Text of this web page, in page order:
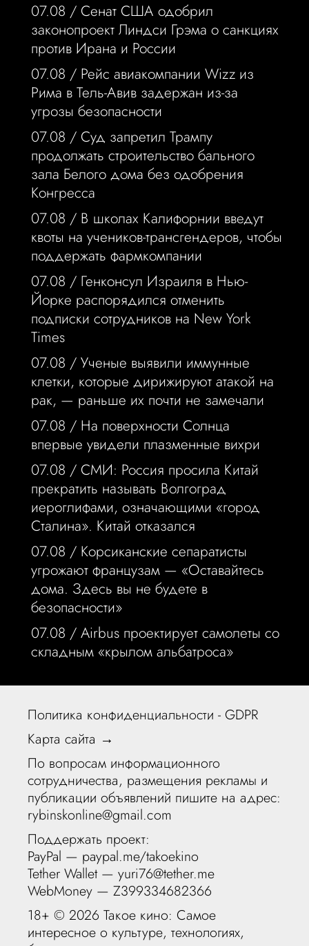
07.08 / Сенат США одобрил
законопроект Линдси Грэма о санкциях
против Ирана и России
07.08 / Рейс авиакомпании Wizz из
Рима в Тель-Авив задержан из-за
угрозы безопасности
07.08 / Суд запретил Трампу
продолжать строительство бального
зала Белого дома без одобрения
Конгресса
07.08 / В школах Калифорнии введут
квоты на учеников-трансгендеров, чтобы
поддержать фармкомпании
07.08 / Генконсул Израиля в Нью-
Йорке распорядился отменить
подписки сотрудников на New York
Times
07.08 / Ученые выявили иммунные
клетки, которые дирижируют атакой на
рак, — раньше их почти не замечали
07.08 / На поверхности Солнца
впервые увидели плазменные вихри
07.08 / СМИ: Россия просила Китай
прекратить называть Волгоград
иероглифами, означающими «город
Сталина». Китай отказался
07.08 / Корсиканские сепаратисты
угрожают французам — «Оставайтесь
дома. Здесь вы не будете в
безопасности»
07.08 / Airbus проектирует самолеты со
складным «крылом альбатроса»
Политика конфиденциальности - GDPR
Карта сайта →
По вопросам информационного
сотрудничества, размещения рекламы и
публикации объявлений пишите на адрес:
rybinskonline@gmail.com
Поддержать проект:
PayPal — paypal.me/takoekino
Tether Wallet — yuri76@tether.me
WebMoney — Z399334682366
18+ ©2026 Такое кино: Самое
интересное о культуре, технологиях,